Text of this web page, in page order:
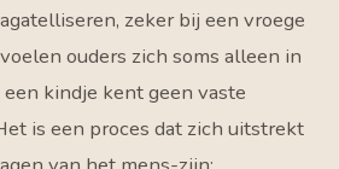
zeker bij een vroege
ouders zich soms alleen in
kindje kent geen vaste
is een proces dat zich uitstrekt